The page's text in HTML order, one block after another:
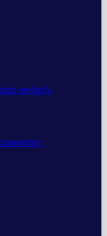
einfach.